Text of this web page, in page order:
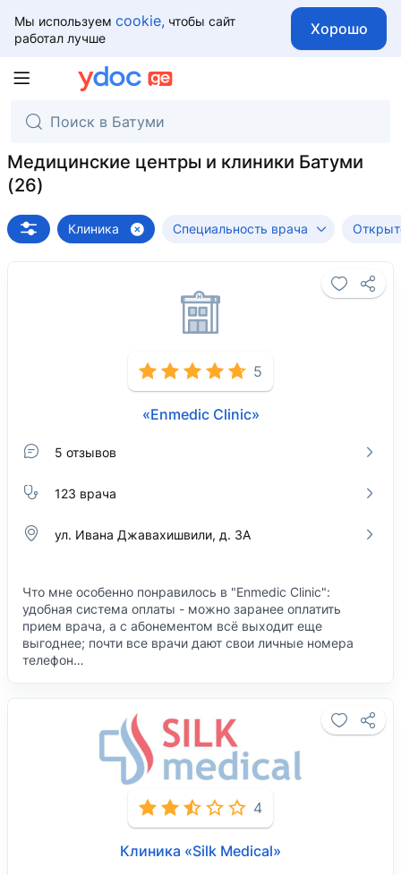
Мы используем cookie, чтобы сайт
работал лучше
Хорошо
Медицинские центры и клиники Батуми
Клиника Специальность врача
5
«Enmedic Clinic»
5 отзывов
123 врача
ул. Ивана Джавахишвили, д. 3А
Что мне особенно понравилось в "Enmedic Clinic":
удобная система оплаты - можно заранее оплатить
прием врача, а с абонементом всё выходит еще
выгоднее; почти все врачи дают свои личные номера
телефон…
4
Клиника «Silk Medical»